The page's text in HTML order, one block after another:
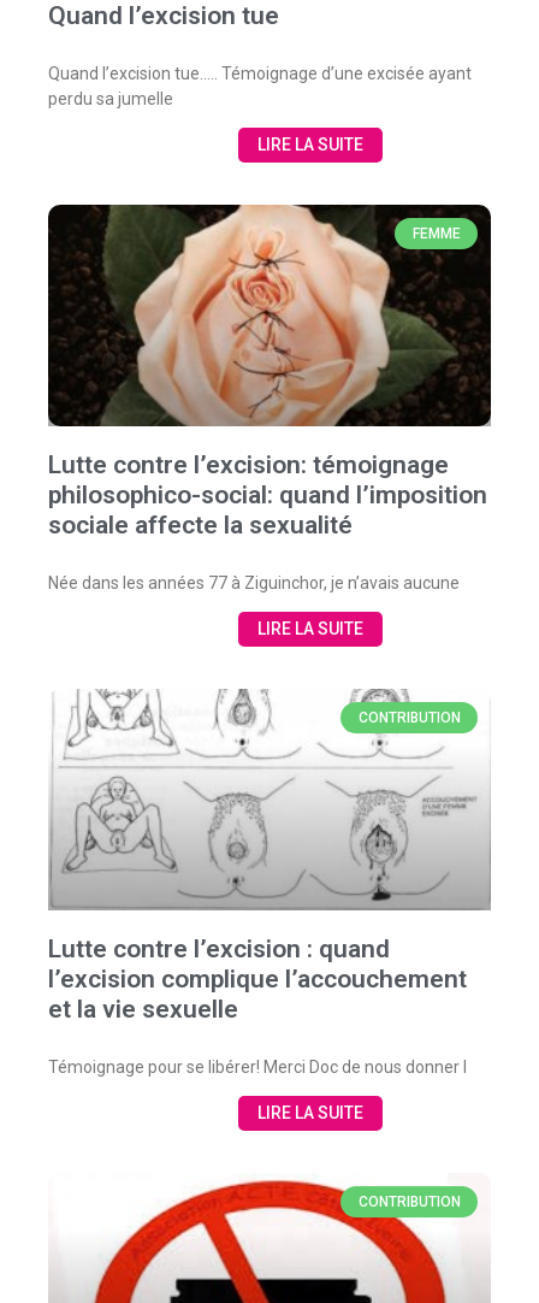
Quand l’excision tue
Quand l’excision tue….. Témoignage d’une excisée ayant
perdu sa jumelle
LIRE LA SUITE
FEMME
Lutte contre l’excision: témoignage
philosophico-social: quand l’imposition
sociale affecte la sexualité
Née dans les années 77 à Ziguinchor, je n’avais aucune
LIRE LA SUITE
CONTRIBUTION
Lutte contre l’excision : quand
l’excision complique l’accouchement
et la vie sexuelle
Témoignage pour se libérer! Merci Doc de nous donner l
LIRE LA SUITE
CONTRIBUTION